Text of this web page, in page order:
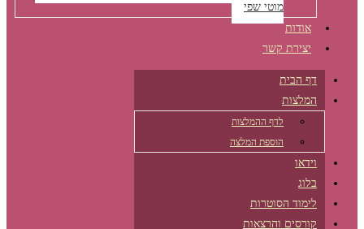
מוטי שפי
אודות
יצירת קשר
דף הבית
המלצות
לדף ההמלצות
הוספת המלצה
וידאו
בלוג
לימוד הסוטרות
קורסים והרצאות